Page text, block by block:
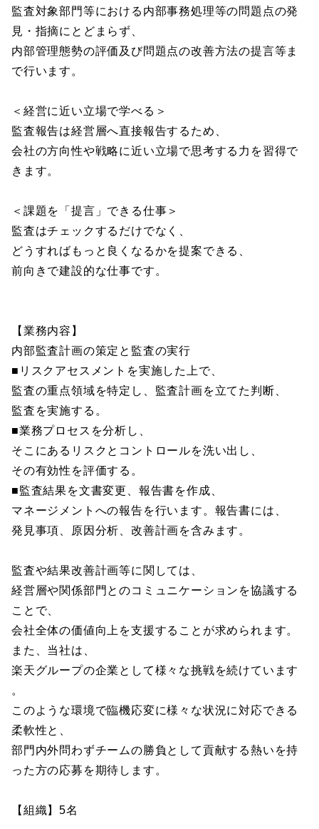
監査対象部門等における内部事務処理等の問題点の発
見・指摘にとどまらず、
内部管理態勢の評価及び問題点の改善方法の提言等ま
で行います。
＜経営に近い立場で学べる＞
監査報告は経営層へ直接報告するため、
会社の方向性や戦略に近い立場で思考する力を習得で
きます。
＜課題を「提言」できる仕事＞
監査はチェックするだけでなく、
どうすればもっと良くなるかを提案できる、
前向きで建設的な仕事です。
【業務内容】
内部監査計画の策定と監査の実行
■リスクアセスメントを実施した上で、
監査の重点領域を特定し、監査計画を立てた判断、
監査を実施する。
■業務プロセスを分析し、
そこにあるリスクとコントロールを洗い出し、
その有効性を評価する。
■監査結果を文書変更、報告書を作成、
マネージメントへの報告を行います。報告書には、
発見事項、原因分析、改善計画を含みます。
監査や結果改善計画等に関しては、
経営層や関係部門とのコミュニケーションを協議する
ことで、
会社全体の価値向上を支援することが求められます。
また、当社は、
楽天グループの企業として様々な挑戦を続けています
。
このような環境で臨機応変に様々な状況に対応できる
柔軟性と、
部門内外問わずチームの勝負として貢献する熱いを持
った方の応募を期待します。
【組織】5名